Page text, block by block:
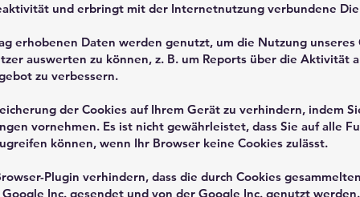
und erbringt mit der Internetnutzung verbundene
erhobenen Daten werden genutzt, um die Nutzung unseres
auswerten zu können, z. B. um Reports über die Aktivität
zu verbessern.
der Cookies auf Ihrem Gerät zu verhindern, indem
vornehmen. Es ist nicht gewährleistet, dass Sie auf alle
können, wenn Ihr Browser keine Cookies zulässt.
Plugin verhindern, dass die durch Cookies
Inc. gesendet und von der Google Inc. genutzt